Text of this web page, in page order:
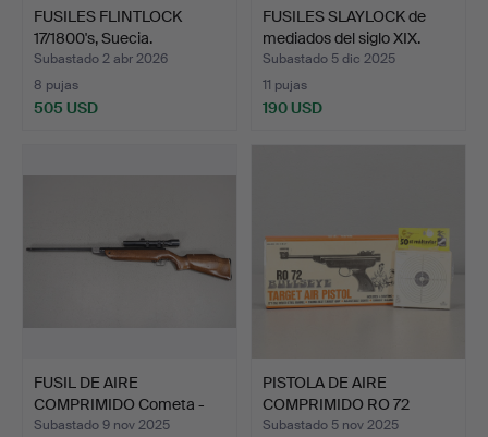
FUSILES FLINTLOCK
17/1800's, Suecia.
Subastado 2 abr 2026
8 pujas
505 USD
FUSILES SLAYLOCK de
mediados del siglo XIX.
Subastado 5 dic 2025
11 pujas
190 USD
FUSIL DE AIRE
COMPRIMIDO Cometa -
200, Esp…
Subastado 9 nov 2025
PISTOLA DE AIRE
COMPRIMIDO RO 72
Bullseye,…
Subastado 5 nov 2025